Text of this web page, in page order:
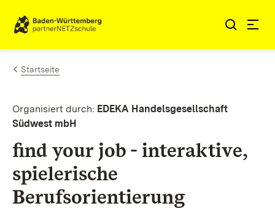
Zum Inhalt springen
Link zur Startseite
Startseite
Organisiert durch: EDEKA Handelsgesellschaft
Südwest mbH
find your job - interaktive,
spielerische
Berufsorientierung